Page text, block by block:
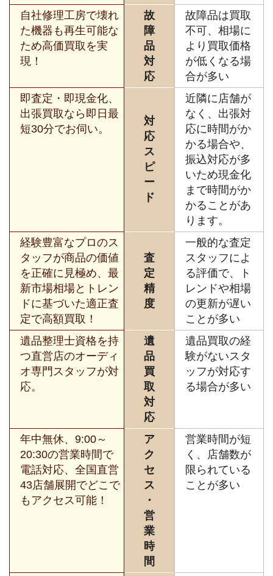
自社修理工房で壊れ
た機器も再生可能な
ため高価買取を実
現！
故
障
品
対
応
故障品は買取
不可、相場に
より買取価格
が低くなる場
合が多い
即査定・即現金化、
出張買取なら即日最
短30分でお伺い。
対
応
ス
ピ
ー
ド
近隣に店舗が
なく、出張対
応に時間がか
かる場合や、
振込対応が多
いため現金化
まで時間がか
かることがあ
ります。
経験豊富なプロのス
タッフが商品の価値
を正確に見極め、最
新市場相場とトレン
ドに基づいた適正査
定で高額買取！
査
定
精
度
一般的な査定
スタッフによ
る評価で、ト
レンドや相場
の更新が遅い
ことが多い
遺品整理士資格を持
つ直営店のオーディ
オ専門スタッフが対
応。
遺
品
買
取
対
応
遺品買取の経
験がないスタ
ッフが対応す
る場合が多い
年中無休、9:00～
20:30の営業時間で
電話対応、全国直営
43店舗展開でどこで
もアクセス可能！
ア
ク
セ
ス
・
営
業
時
間
営業時間が短
く、店舗数が
限られている
ことが多い